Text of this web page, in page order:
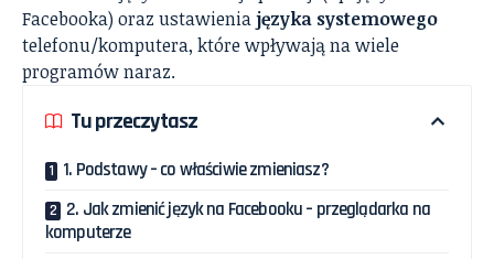
Facebooka) oraz ustawieniajęzyka systemowego
telefonu/komputera, które wpływają na wiele
programów naraz.
Tu przeczytasz
1. Podstawy – co właściwie zmieniasz?
2. Jak zmienić język na Facebooku – przeglądarka na
komputerze